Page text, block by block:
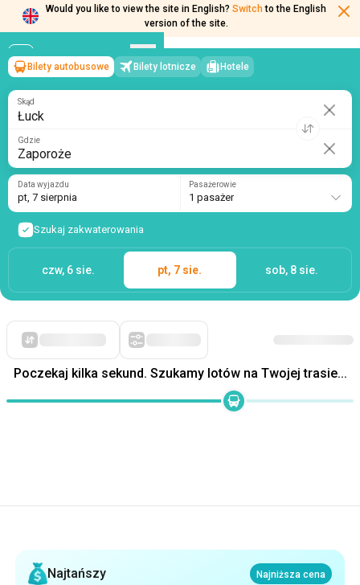
Would you like to view the site in English? Switch to the English
version of the site.
Łuck→Zaporoże
pt, 7 sierpnia/1 pasażer
Bilety autobusowe Bilety lotnicze Hotele
Skąd
Gdzie
Data wyjazdu
pt, 7 sierpnia
Pasażerowie
1 pasażer
Szukaj zakwaterowania
czw, 6 sie. pt, 7 sie. sob, 8 sie.
Po pierwsze, tanie
00:30pt, 7 sierpnia
pt, 7 sierpnia
Zaporoże
Dworzec autobusowy Centralny, prospekt Sobornyi 20